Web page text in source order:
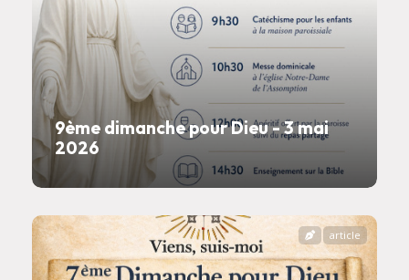
9ème dimanche pour Dieu - 3 mai
2026
article